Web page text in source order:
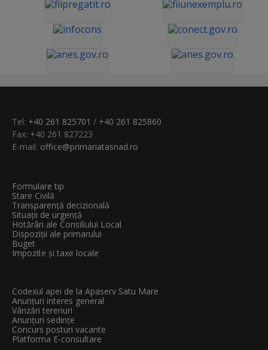
Tel: +40 261 825701 / +40 261 825860
Fax: +40 261 827223
E-mail: office@primariatasnad.ro
Formulare tip
Stare Civilă
Transparenţă decizională
Situații de urgență
Hotărâri ale Consiliului Local
Dispoziții ale primarului
Buget
Impozite și taxe locale
Codexul apei de la Apaserv Satu Mare
Anunțuri interes general
Vânzări terenuri
Anunțuri sedințe
Concurs posturi vacante
Platforma E-consultare